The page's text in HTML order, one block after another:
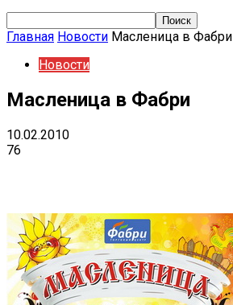
Главная Новости Масленица в Фабри
Новости
Масленица в Фабри
10.02.2010
76